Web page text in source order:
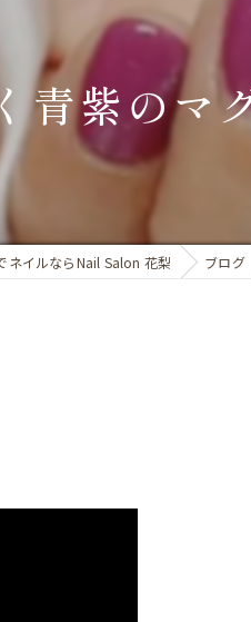
青紫のマ
ネイルならNail Salon 花梨 ブログ